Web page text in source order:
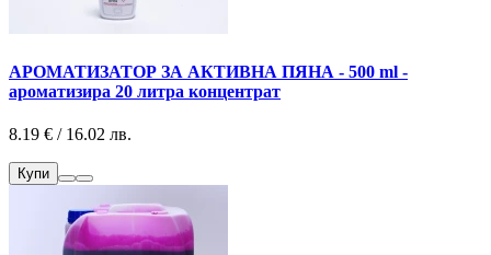
АРОМАТИЗАТОР ЗА АКТИВНА ПЯНА - 500 ml -
ароматизира 20 литра концентрат
8.19 € / 16.02 лв.
Купи